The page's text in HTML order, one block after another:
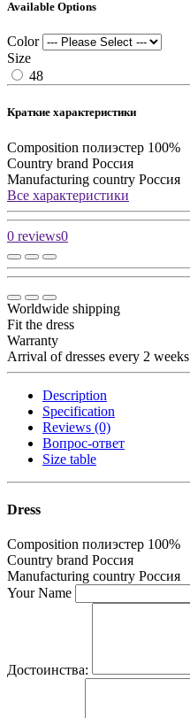
Available Options
Color
Size
48
Краткие характеристики
Composition полиэстер 100%
Country brand Россия
Manufacturing country Россия
Все характеристики
0 reviews0
Worldwide shipping
Fit the dress
Warranty
Arrival of dresses every 2 weeks
Description
Specification
Reviews (0)
Вопрос-ответ
Size table
Dress
Composition полиэстер 100%
Country brand Россия
Manufacturing country Россия
Your Name
Достоинства: